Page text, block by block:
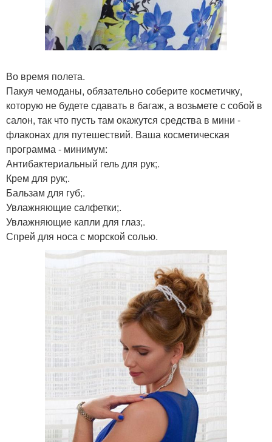
Во время полета.
Пакуя чемоданы, обязательно соберите косметичку,
которую не будете сдавать в багаж, а возьмете с собой в
салон, так что пусть там окажутся средства в мини -
флаконах для путешествий. Ваша косметическая
программа - минимум:
Антибактериальный гель для рук;.
Крем для рук;.
Бальзам для губ;.
Увлажняющие салфетки;.
Увлажняющие капли для глаз;.
Спрей для носа с морской солью.